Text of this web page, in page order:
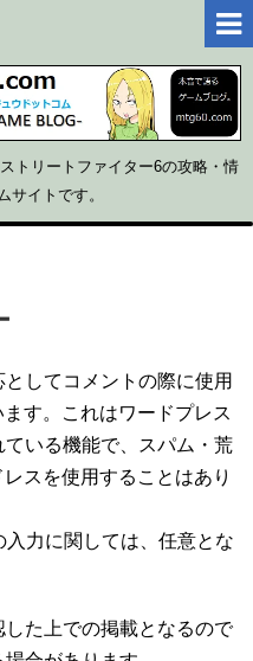
トリートファイター6の攻略・情
サイトです。
してコメントの際に使用
す。これはワードプレス
いる機能で、スパム・荒
スを使用することはあり
力に関しては、任意とな
た上での掲載となるので